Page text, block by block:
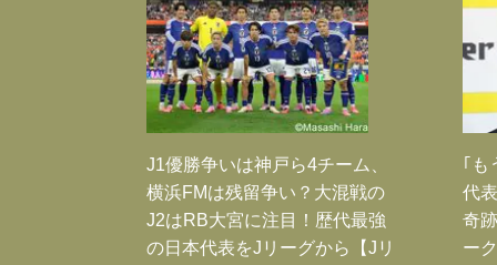
J1優勝争いは神戸ら4チーム、
横浜FMは残留争い？大混戦の
J2はRB大宮に注目！歴代最強
の日本代表をJリーグから【Jリ
｢も
代
奇
ー